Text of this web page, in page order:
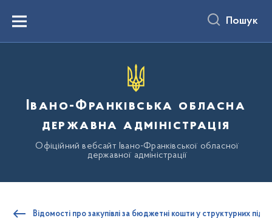
вмістуMenu Пошук
Івано-Франківська обласна
державна адміністрація
Офіційний вебсайт Івано-Франківської обласної
державної адміністрації
Відомості про закупівлі за бюджетні кошти у структурних